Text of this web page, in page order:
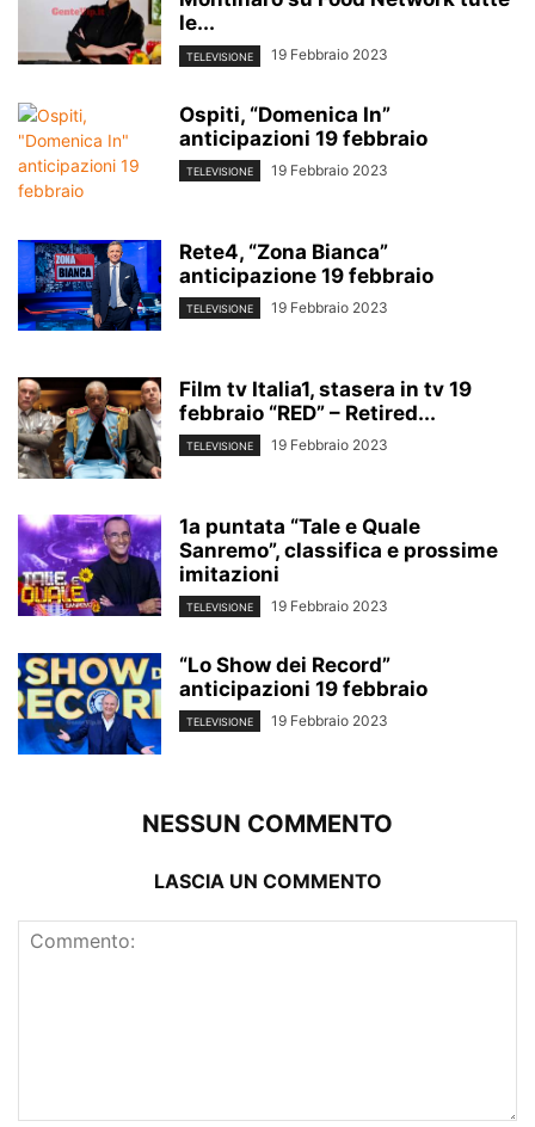
le...
TELEVISIONE 19 Febbraio 2023
Ospiti, “Domenica In”
anticipazioni 19 febbraio
TELEVISIONE 19 Febbraio 2023
Rete4, “Zona Bianca”
anticipazione 19 febbraio
TELEVISIONE 19 Febbraio 2023
Film tv Italia1, stasera in tv 19
febbraio “RED” – Retired...
TELEVISIONE 19 Febbraio 2023
1a puntata “Tale e Quale
Sanremo”, classifica e prossime
imitazioni
TELEVISIONE 19 Febbraio 2023
“Lo Show dei Record”
anticipazioni 19 febbraio
TELEVISIONE 19 Febbraio 2023
NESSUN COMMENTO
LASCIA UN COMMENTO